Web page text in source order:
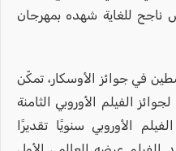
ناجح للغاية شهده بمهرجان
فلسطين في جوائز الأوسكار، تمكّن
الفيلم الأوروبي الثامنة
الأوروبي سنويًا تقديرًا